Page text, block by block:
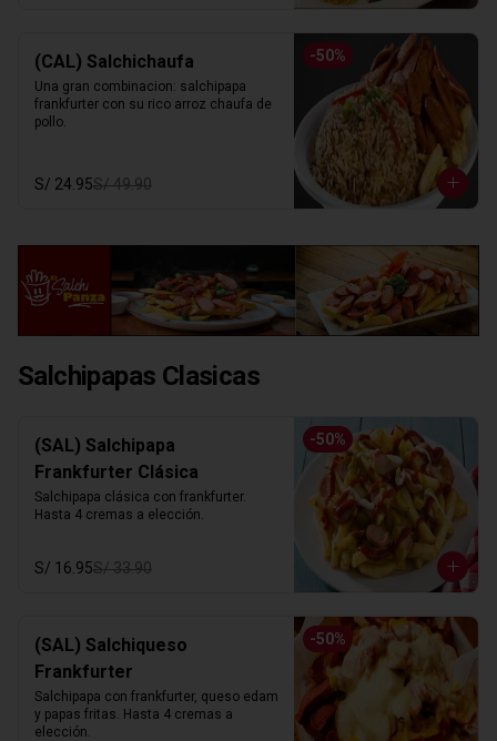
-50%
(CAL) Salchichaufa
Una gran combinacion: salchipapa
frankfurter con su rico arroz chaufa de
pollo.
S/ 24.95S/ 49.90
Salchipapas Clasicas
-50%
(SAL) Salchipapa
Frankfurter Clásica
Salchipapa clásica con frankfurter.
Hasta 4 cremas a elección.
S/ 16.95S/ 33.90
-50%
(SAL) Salchiqueso
Frankfurter
Salchipapa con frankfurter, queso edam
y papas fritas. Hasta 4 cremas a
elección.